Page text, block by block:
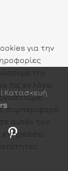
Κατασκευή
για την
την
τις εν λόγω
συμπεριφορά
αυτόν τον